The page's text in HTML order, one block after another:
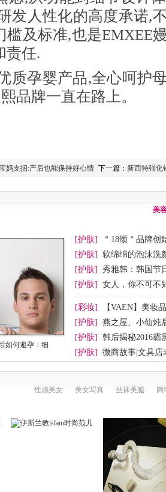
发人性化的高度承诺,
槛及标准,也是EMXEE
责任.
质孕婴产品,全心呵护
品牌一直在路上。
妈支招:产后也能保持好心情 下一篇： 新西特强化
美
如何避孕：细
[护肤]
＂18颂＂品牌
[护肤]
软绵绵的泡沫洗
[护肤]
秀雅韩：韩国节
[护肤]
女人，你不可不
[彩妆]
【VAEN】美妆
[护肤]
燕之屋、小仙炖
[护肤]
韩后揭秘2016霸
[护肤]
微商故事|文具店
性感美女 美女写真 丝袜美腿 网